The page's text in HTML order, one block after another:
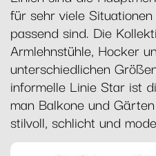
für sehr viele
passend sind. Die
Armlehnstühle, Hocker
unterschiedlichen
informelle Linie Star ist
man Balkone und
stilvoll, schlicht und